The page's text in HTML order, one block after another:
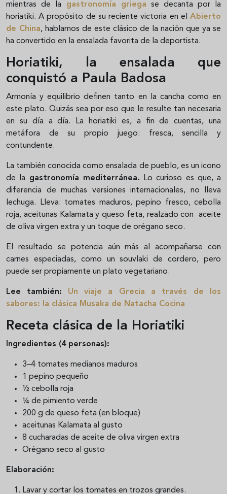
mientras de la gastronomía griega se decanta por la
horiatiki. A propósito de su reciente victoria en el Abierto
de China, hablamos de este clásico de la nación que ya se
ha convertido en la ensalada favorita de la deportista.
Horiatiki, la ensalada que
conquistó a Paula Badosa
Armonía y equilibrio definen tanto en la cancha como en
este plato. Quizás sea por eso que le resulte tan necesaria
en su día a día. La horiatiki es, a fin de cuentas, una
metáfora de su propio juego: fresca, sencilla y
contundente.
La también conocida como ensalada de pueblo, es un icono
de la gastronomía mediterránea. Lo curioso es que, a
diferencia de muchas versiones internacionales, no lleva
lechuga. Lleva: tomates maduros, pepino fresco, cebolla
roja, aceitunas Kalamata y queso feta, realzado con aceite
de oliva virgen extra y un toque de orégano seco.
El resultado se potencia aún más al acompañarse con
carnes especiadas, como un souvlaki de cordero, pero
puede ser propiamente un plato vegetariano.
Lee también:
Un viaje a Grecia a través de los
sabores: la clásica Musaka de Natacha Cocina
Receta clásica de la Horiatiki
Ingredientes (4 personas):
3–4 tomates medianos maduros
1 pepino pequeño
½ cebolla roja
¼ de pimiento verde
200 g de queso feta (en bloque)
aceitunas Kalamata al gusto
8 cucharadas de aceite de oliva virgen extra
Orégano seco al gusto
Elaboración:
Lavar y cortar los tomates en trozos grandes.